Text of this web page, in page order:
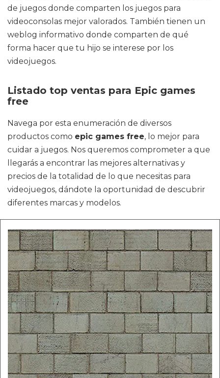
de juegos donde comparten los juegos para
videoconsolas mejor valorados. También tienen un
weblog informativo donde comparten de qué
forma hacer que tu hijo se interese por los
videojuegos.
Listado top ventas para Epic games
free
Navega por esta enumeración de diversos
productos como epic games free, lo mejor para
cuidar a juegos. Nos queremos comprometer a que
llegarás a encontrar las mejores alternativas y
precios de la totalidad de lo que necesitas para
videojuegos, dándote la oportunidad de descubrir
diferentes marcas y modelos.